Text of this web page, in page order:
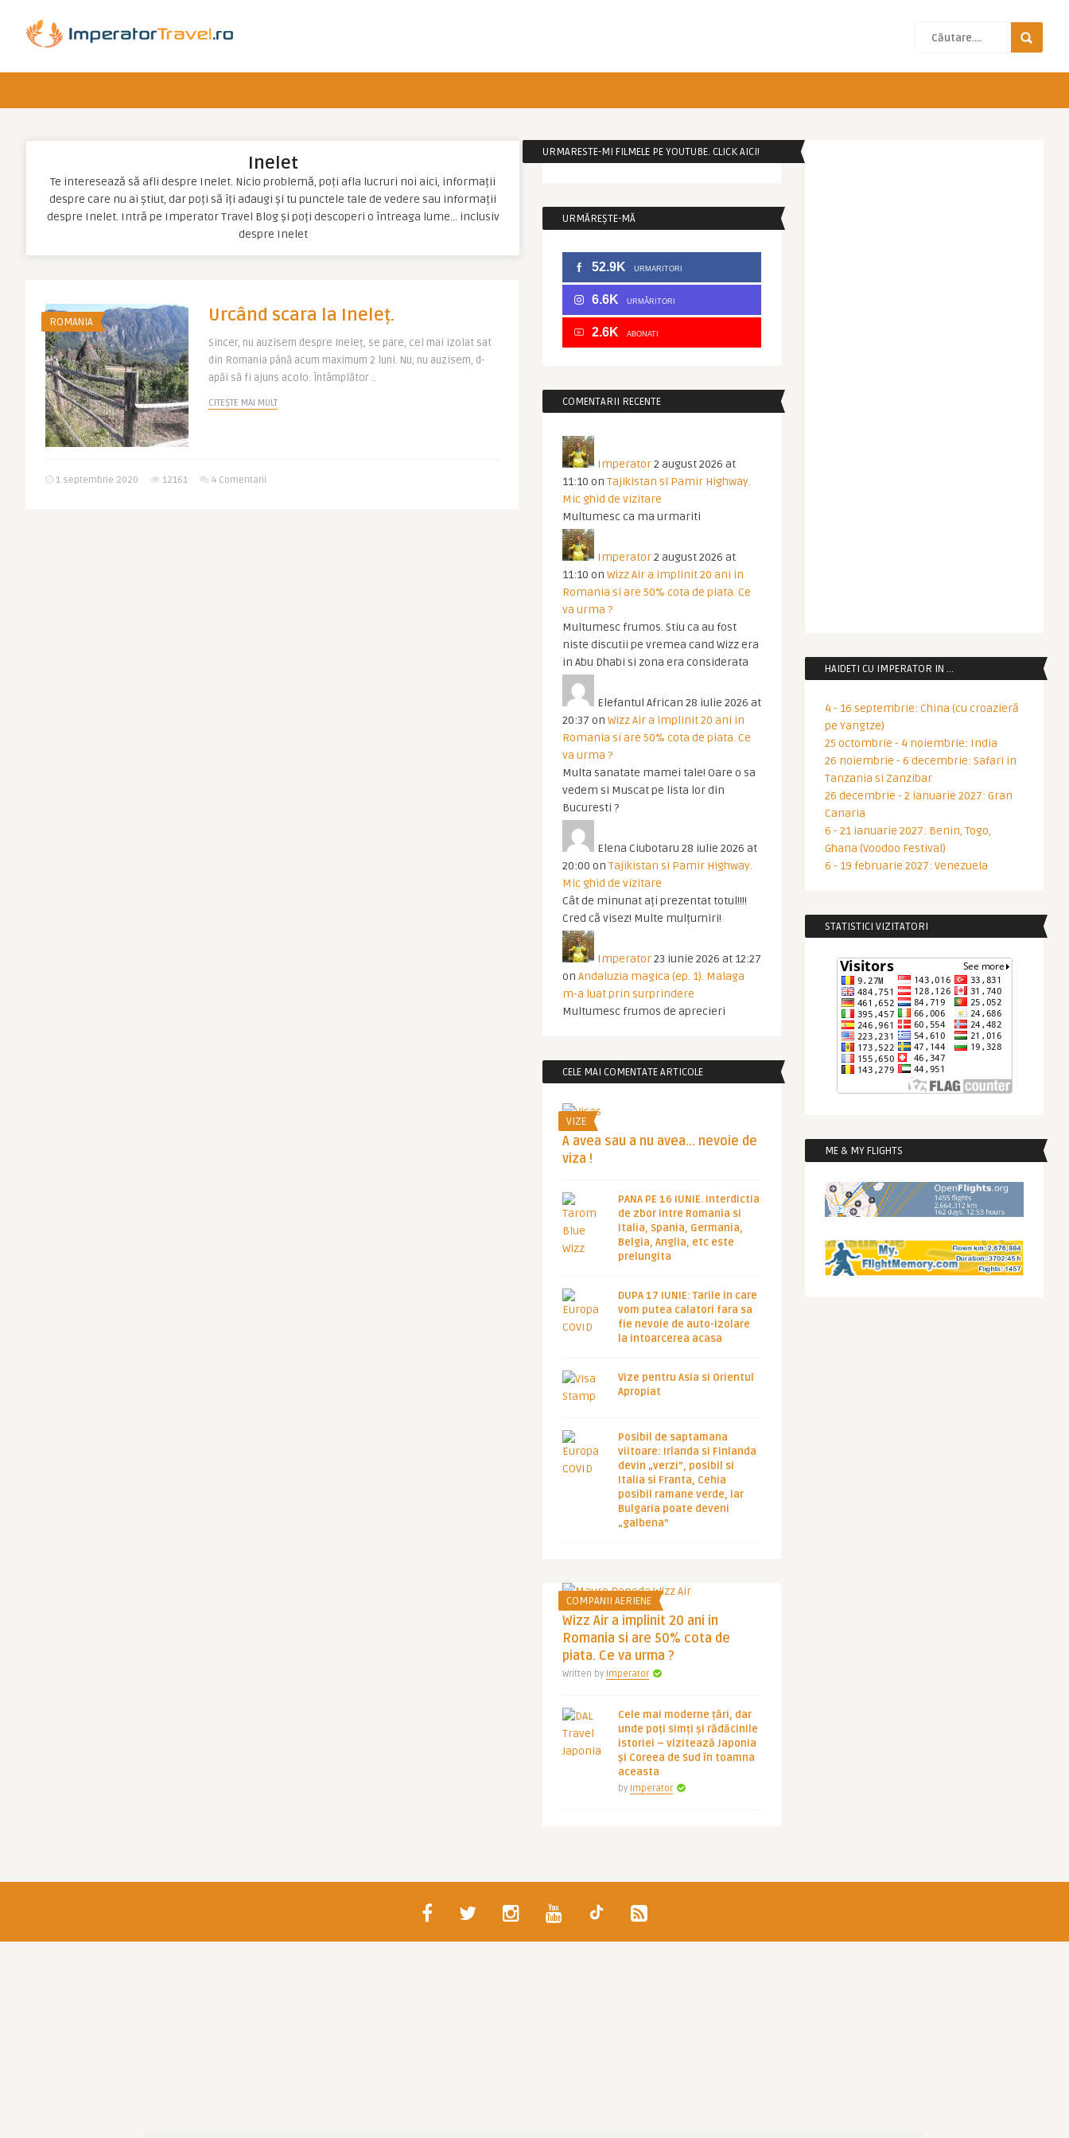
Inelet
Te interesează să afli despre Inelet. Nicio problemă, poți afla lucruri noi aici, informații
despre care nu ai știut, dar poți să îți adaugi și tu punctele tale de vedere sau informații
despre Inelet. Intră pe Imperator Travel Blog și poți descoperi o întreaga lume… inclusiv
despre Inelet
ROMANIA Urcând scara la Ineleț.
Sincer, nu auzisem despre Ineleț, se pare, cel mai izolat sat
din Romania până acum maximum 2 luni. Nu, nu auzisem, d-
apăi să fi ajuns acolo. Întâmplător ..
CITEȘTE MAI MULT
1 septembrie 2020 12161 4 Comentarii
URMARESTE-MI FILMELE PE YOUTUBE. CLICK AICI!
URMĂREȘTE-MĂ
52.9K URMARITORI
6.6K URMĂRITORI
2.6K ABONATI
COMENTARII RECENTE
Imperator2 august 2026 at
11:10 on Tajikistan si Pamir Highway.
Mic ghid de vizitare
Multumesc ca ma urmariti
Imperator2 august 2026 at
11:10 on Wizz Air a implinit 20 ani in
Romania si are 50% cota de piata. Ce
va urma ?
Multumesc frumos. Stiu ca au fost
niste discutii pe vremea cand Wizz era
in Abu Dhabi si zona era considerata
Elefantul African 28 iulie 2026 at
20:37 on Wizz Air a implinit 20 ani in
Romania si are 50% cota de piata. Ce
va urma ?
Multa sanatate mamei tale! Oare o sa
vedem si Muscat pe lista lor din
Bucuresti ?
Elena Ciubotaru 28 iulie 2026 at
20:00 on Tajikistan si Pamir Highway.
Mic ghid de vizitare
Cât de minunat ați prezentat totul!!!!
Cred că visez! Multe mulțumiri!
Imperator23 iunie 2026 at 12:27
on Andaluzia magica (ep. 1). Malaga
m-a luat prin surprindere
Multumesc frumos de aprecieri
CELE MAI COMENTATE ARTICOLE
VIZE
A avea sau a nu avea… nevoie de
viza !
PANA PE 16 IUNIE. Interdictia
de zbor intre Romania si
Italia, Spania, Germania,
Belgia, Anglia, etc este
prelungita
DUPA 17 IUNIE: Tarile in care
vom putea calatori fara sa
fie nevoie de auto-izolare
la intoarcerea acasa
Vize pentru Asia si Orientul
Apropiat
Posibil de saptamana
viitoare: Irlanda si Finlanda
devin „verzi”, posibil si
Italia si Franta, Cehia
posibil ramane verde, iar
Bulgaria poate deveni
„galbena”
COMPANII AERIENE
Wizz Air a implinit 20 ani in
Romania si are 50% cota de
piata. Ce va urma ?
Written by Imperator
Cele mai moderne țări, dar
unde poți simți și rădăcinile
istoriei – vizitează Japonia
și Coreea de Sud în toamna
aceasta
by Imperator
HAIDETI CU IMPERATOR IN …
4 - 16 septembrie: China (cu croazieră
pe Yangtze)
25 octombrie - 4 noiembrie: India
26 noiembrie - 6 decembrie: Safari in
Tanzania si Zanzibar
26 decembrie - 2 ianuarie 2027: Gran
Canaria
6 - 21 ianuarie 2027: Benin, Togo,
Ghana (Voodoo Festival)
6 - 19 februarie 2027: Venezuela
STATISTICI VIZITATORI
ME & MY FLIGHTS